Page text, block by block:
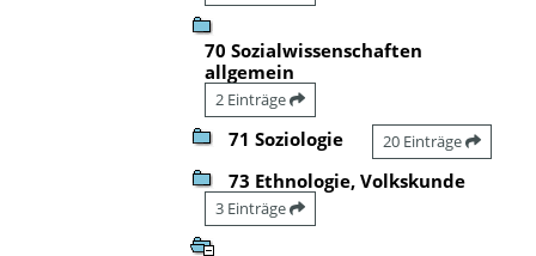
70 Sozialwissenschaften
allgemein
2 Einträge
71 Soziologie 20 Einträge
73 Ethnologie, Volkskunde
3 Einträge